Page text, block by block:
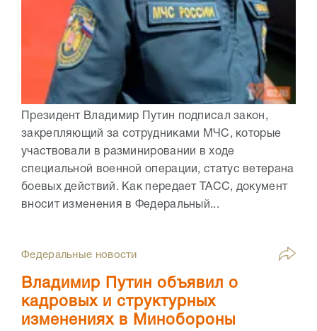
Президент Владимир Путин подписал закон,
закрепляющий за сотрудниками МЧС, которые
участвовали в разминировании в ходе
специальной военной операции, статус ветерана
боевых действий. Как передает ТАСС, документ
вносит изменения в Федеральный...
Федеральные новости
Владимир Путин объявил о
кадровых и структурных
изменениях в Минобороны